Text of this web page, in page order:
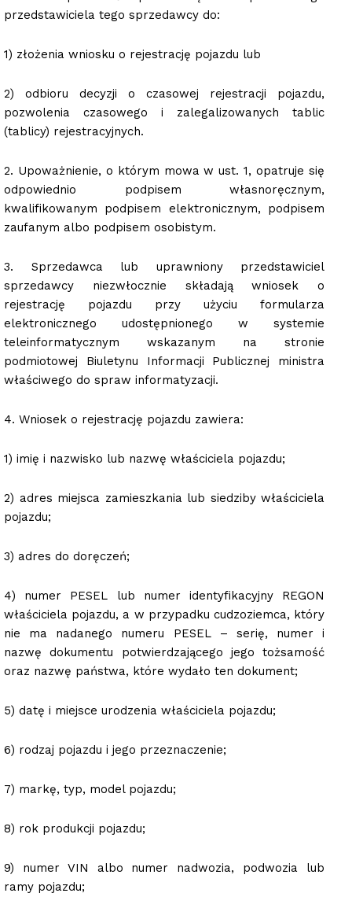
przedstawiciela tego sprzedawcy do:
1) złożenia wniosku o rejestrację pojazdu lub
2) odbioru decyzji o czasowej rejestracji pojazdu,
pozwolenia czasowego i zalegalizowanych tablic
(tablicy) rejestracyjnych.
2. Upoważnienie, o którym mowa w ust. 1, opatruje się
odpowiednio podpisem własnoręcznym,
kwalifikowanym podpisem elektronicznym, podpisem
zaufanym albo podpisem osobistym.
3. Sprzedawca lub uprawniony przedstawiciel
sprzedawcy niezwłocznie składają wniosek o
rejestrację pojazdu przy użyciu formularza
elektronicznego udostępnionego w systemie
teleinformatycznym wskazanym na stronie
podmiotowej Biuletynu Informacji Publicznej ministra
właściwego do spraw informatyzacji.
4. Wniosek o rejestrację pojazdu zawiera:
1) imię i nazwisko lub nazwę właściciela pojazdu;
2) adres miejsca zamieszkania lub siedziby właściciela
pojazdu;
3) adres do doręczeń;
4) numer PESEL lub numer identyfikacyjny REGON
właściciela pojazdu, a w przypadku cudzoziemca, który
nie ma nadanego numeru PESEL – serię, numer i
nazwę dokumentu potwierdzającego jego tożsamość
oraz nazwę państwa, które wydało ten dokument;
5) datę i miejsce urodzenia właściciela pojazdu;
6) rodzaj pojazdu i jego przeznaczenie;
7) markę, typ, model pojazdu;
8) rok produkcji pojazdu;
9) numer VIN albo numer nadwozia, podwozia lub
ramy pojazdu;